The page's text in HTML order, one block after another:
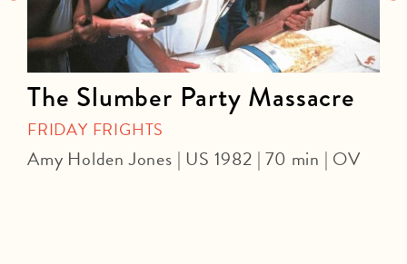
The Slumber Party Massacre
FRIDAY FRIGHTS
Amy Holden Jones | US 1982 | 70 min | OV